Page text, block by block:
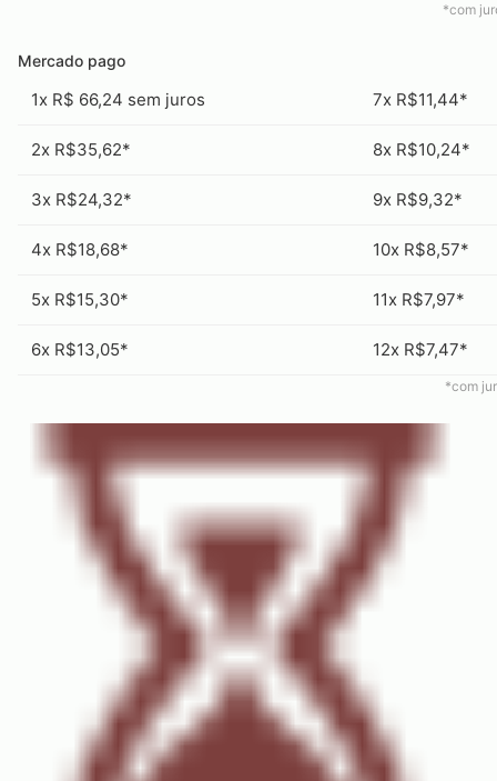
*com
Mercado pago
1x R$ 66,24 sem juros 7x R$11,44*
2x R$35,62* 8x R$10,24*
3x R$24,32* 9x R$9,32*
4x R$18,68* 10x R$8,57*
5x R$15,30* 11x R$7,97*
6x R$13,05* 12x R$7,47*
*com